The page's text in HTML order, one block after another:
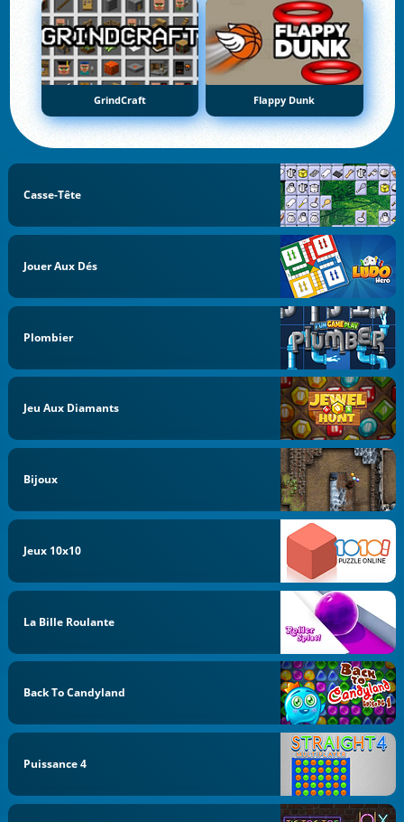
GrindCraft Flappy Dunk
Casse-Tête
Jouer Aux Dés
Plombier
Jeu Aux Diamants
Bijoux
Jeux 10x10
La Bille Roulante
Back To Candyland
Puissance 4